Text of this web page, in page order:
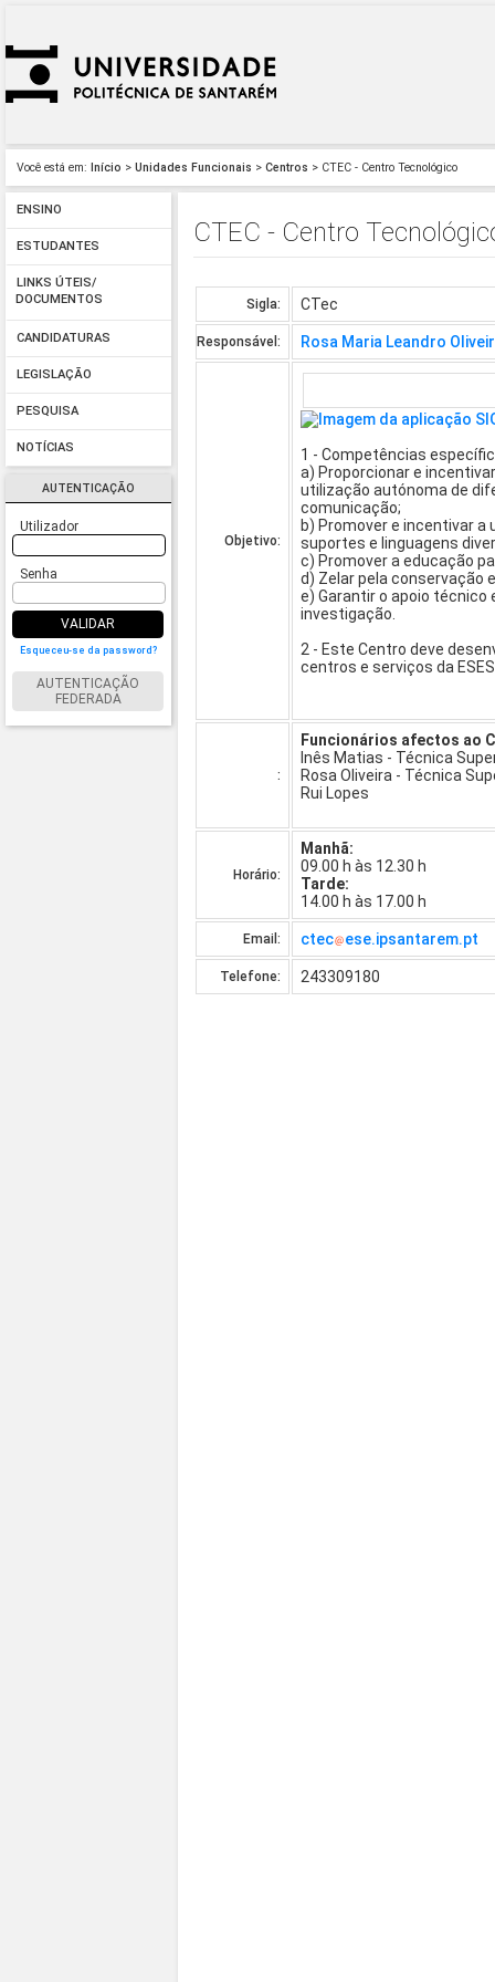
Você está em: Início > Unidades Funcionais > Centros > CTEC - Centro Tecnológico
ENSINO
ESTUDANTES
LINKS ÚTEIS/
DOCUMENTOS
CANDIDATURAS
LEGISLAÇÃO
PESQUISA
NOTÍCIAS
AUTENTICAÇÃO
Utilizador
Senha
VALIDAR
Esqueceu-se da password?
AUTENTICAÇÃO
FEDERADA
CTEC - Centro
Sigla: CTec
Responsável: Rosa Maria Leandro
Objetivo:
1 - Competências
a) Proporcionar e
utilização autónoma de
comunicação;
b) Promover e incentivar
suportes e linguagens
c) Promover a educação
d) Zelar pela conservação
e) Garantir o apoio
investigação.
2 - Este Centro deve
centros e serviços da
:
Funcionários afectos ao
Inês Matias - Técnica
Rosa Oliveira - Técnica
Rui Lopes
Horário:
Manhã:
09.00 h às 12.30 h
Tarde:
14.00 h às 17.00 h
Email: ctec ese.ipsantarem.pt
Telefone: 243309180